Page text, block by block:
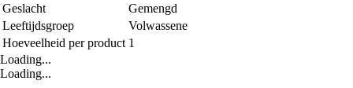
Geslacht
Gemengd
Leeftijdsgroep
Volwassene
Hoeveelheid per product 1
Loading...
Loading...